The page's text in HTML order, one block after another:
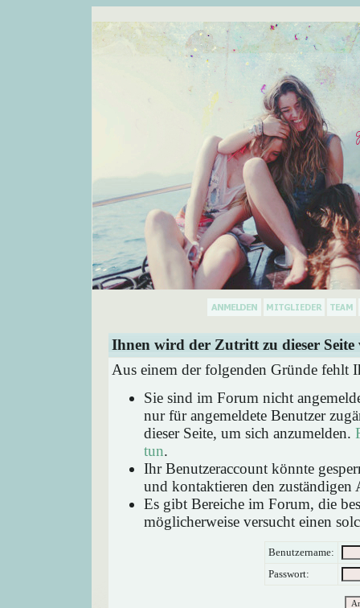
Ihnen wird der Zutritt zu dieser Seite
Aus einem der folgenden Gründe fehlt
Sie sind im Forum nicht
nur für angemeldete Benutzer
dieser Seite, um sich anzumelden.
tun.
Ihr Benutzeraccount könnte
und kontaktieren den zuständigen
Es gibt Bereiche im Forum, die
möglicherweise versucht einen
Benutzername:
Passwort: